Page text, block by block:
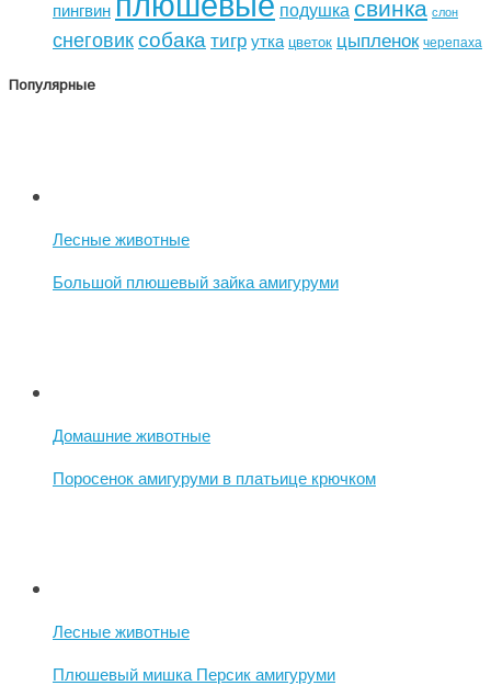
пингвин подушка слон
снеговиксобакатигрутка цветок цыпленок черепаха
Популярные
Лесные животные
Большой плюшевый зайка амигуруми
Домашние животные
Поросенок амигуруми в платьице крючком
Лесные животные
Плюшевый мишка Персик амигуруми